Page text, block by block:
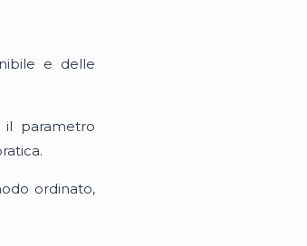
e delle
il parametro
ordinato,